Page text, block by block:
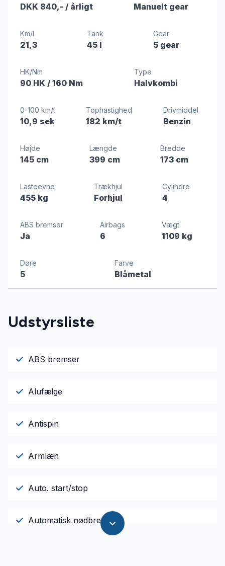
DKK 840,- / årligt Manuelt gear
Km/l
21,3
Tank
45 l
Gear
5 gear
HK/Nm
90 HK / 160 Nm
Type
Halvkombi
0-100 km/t
10,9 sek
Tophastighed
182 km/t
Drivmiddel
Benzin
Højde
145 cm
Længde
399 cm
Bredde
173 cm
Lasteevne
455 kg
Trækhjul
Forhjul
Cylindre
4
ABS bremser
Ja
Airbags
6
Vægt
1109 kg
Døre
5
Farve
Blåmetal
Udstyrsliste
ABS bremser
Alufælge
Antispin
Armlæn
Auto. start/stop
Automatisk nødbremse